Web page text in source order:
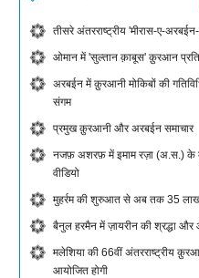
तीसरे अंतरराष्ट्रीय 'मीरास-ए-
ओमान में 'सुल्तान क़ाबूस' क़ुरआन
अरबईन में क़ुरआनी मोकिबों की
संगम
प्रमुख क़ुरआनी और अरबईन समाचार
नजफ़ अशरफ़ में इमाम रज़ा (अ.स.) के
वीडियो
मुहर्रम की शुरुआत से अब तक 35 लाख
बैनुल हरमैन में ज़ायरीन की श्रद्धा
मलेशिया की 66वीं अंतरराष्ट्रीय
आयोजित होगी